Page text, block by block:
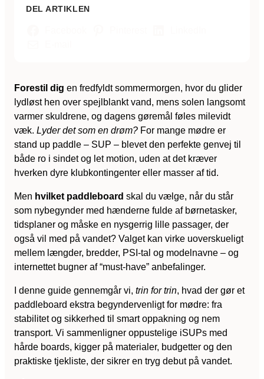
DEL ARTIKLEN
Forestil dig en fredfyldt sommermorgen, hvor du glider
lydløst hen over spejlblankt vand, mens solen langsomt
varmer skuldrene, og dagens gøremål føles milevidt
væk. Lyder det som en drøm? For mange mødre er
stand up paddle – SUP – blevet den perfekte genvej til
både ro i sindet og let motion, uden at det kræver
hverken dyre klubkontingenter eller masser af tid.
Men hvilket paddleboard skal du vælge, når du står
som nybegynder med hænderne fulde af børnetasker,
tidsplaner og måske en nysgerrig lille passager, der
også vil med på vandet? Valget kan virke uoverskueligt
mellem længder, bredder, PSI-tal og modelnavne – og
internettet bugner af “must-have” anbefalinger.
I denne guide gennemgår vi, trin for trin, hvad der gør et
paddleboard ekstra begyndervenligt for mødre: fra
stabilitet og sikkerhed til smart oppakning og nem
transport. Vi sammenligner oppustelige iSUPs med
hårde boards, kigger på materialer, budgetter og den
praktiske tjekliste, der sikrer en tryg debut på vandet.